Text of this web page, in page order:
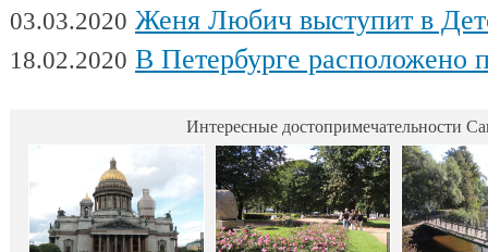
03.03.2020 Женя Любич выступит в Детском театре
18.02.2020 В Петербурге расположено
Интересные достопримечательности